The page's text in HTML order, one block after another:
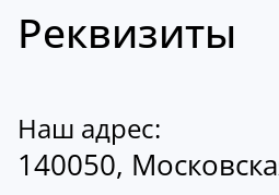
Реквизиты
Наш адрес:
140050,